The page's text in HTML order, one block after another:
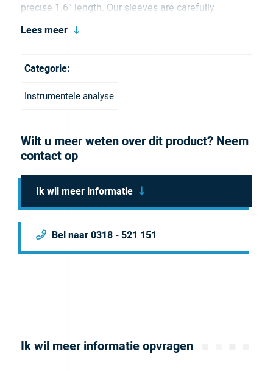
precise 1.6″ length. Our sleeves are carefully
manufactured using FEP fluoropolymer - a highly
excellent alternative to PTFE. These sleeves are
identification of the ID. They are primarily used with
Flangeless Fittings. It comes in Red.Brochure
Lees meer
Categorie:
Instrumentele analyse
Wilt u meer weten over dit product? Neem
contact op
Ik wil meer informatie
Bel naar 0318 - 521 151
Ik wil meer informatie opvragen